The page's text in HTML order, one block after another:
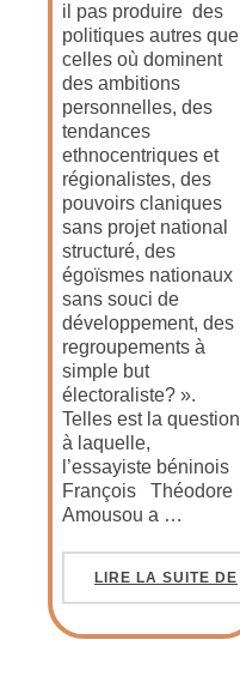
il pas produire des
politiques autres que
celles où dominent
des ambitions
personnelles, des
tendances
ethnocentriques et
régionalistes, des
pouvoirs claniques
sans projet national
structuré, des
égoïsmes nationaux
sans souci de
développement, des
regroupements à
simple but
électoraliste? ».
Telles est la question
à laquelle,
l’essayiste béninois
François Théodore
Amousou a …
LIRE LA SUITE DE